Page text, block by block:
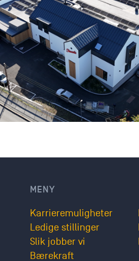
MENY
Karriere­muligheter
Ledige stillinger
Slik jobber vi
Bærekraft